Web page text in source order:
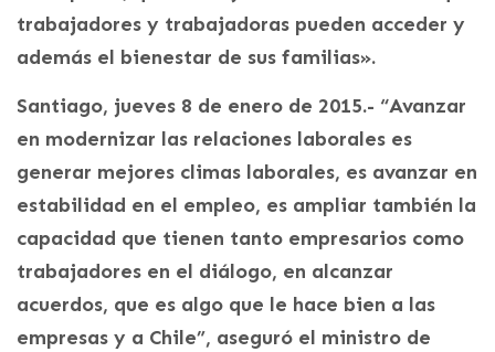
trabajadores y trabajadoras pueden acceder y
además el bienestar de sus familias».
Santiago, jueves 8 de enero de 2015.- “Avanzar
en modernizar las relaciones laborales es
generar mejores climas laborales, es avanzar en
estabilidad en el empleo, es ampliar también la
capacidad que tienen tanto empresarios como
trabajadores en el diálogo, en alcanzar
acuerdos, que es algo que le hace bien a las
empresas y a Chile”, aseguró el ministro de